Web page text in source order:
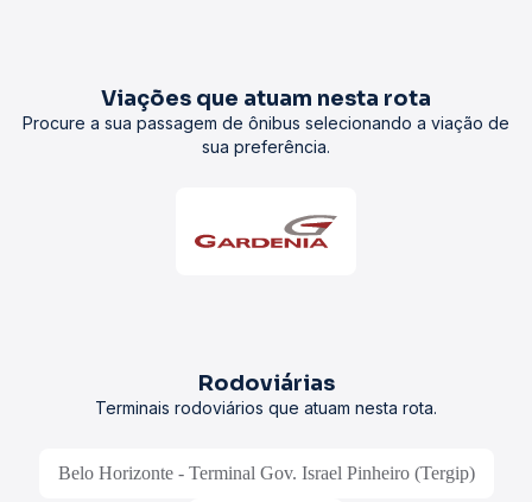
Viações que atuam nesta rota
Procure a sua passagem de ônibus selecionando a viação de
sua preferência.
Rodoviárias
Terminais rodoviários que atuam nesta rota.
Belo Horizonte - Terminal Gov. Israel Pinheiro (Tergip)